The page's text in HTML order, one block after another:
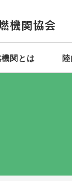
関とは